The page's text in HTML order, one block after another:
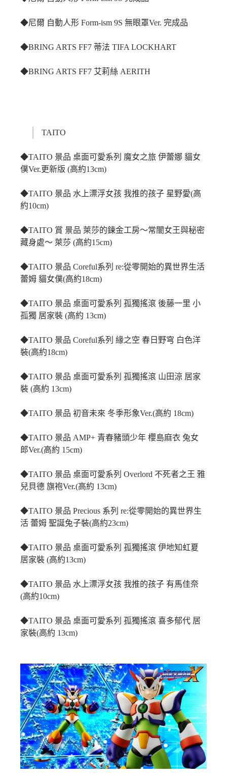
◆尼爾 自動人形 Form-ism 9S 無眼罩Ver. 完成品
◆BRING ARTS FF7 蒂法 TIFA LOCKHART
◆BRING ARTS FF7 艾莉絲 AERITH
TAITO
◆TAITO 景品 桌面可愛系列 魔女之旅 伊蕾娜 貓女
僕Ver.更新版 (高約13cm)
◆TAITO 景品 水上漂浮女孩 我推的孩子 星野愛(高
約10cm)
◆TAITO 賞 景品 萊莎的鍊金工房～常闇女王與秘密
藏身處～ 萊莎 (高約15cm)
◆TAITO 景品 Coreful系列 re:從零開始的異世界生活
蕾姆 貓女僕(高約18cm)
◆TAITO 景品 桌面可愛系列 孤獨搖滾 後藤一里 小
孤獨 居家裝 (高約 13cm)
◆TAITO 景品 Coreful系列 緣之空 春日野穹 白色洋
裝(高約18cm)
◆TAITO 景品 桌面可愛系列 孤獨搖滾 山田涼 居家
裝 (高約 13cm)
◆TAITO 景品 初音未來 冬季形象Ver.(高約 18cm)
◆TAITO 景品 AMP+ 青春豬頭少年 櫻島麻衣 兔女
郎Ver.(高約 15cm)
◆TAITO 景品 桌面可愛系列 Overlord 不死者之王 雅
兒貝德 旗袍Ver.(高約 13cm)
◆TAITO 景品 Precious 系列 re:從零開始的異世界生
活 蕾姆 聖誕兔子裝(高約23cm)
◆TAITO 景品 桌面可愛系列 孤獨搖滾 伊地知虹夏
居家裝 (高約13cm)
◆TAITO 景品 水上漂浮女孩 我推的孩子 有馬佳奈
(高約10cm)
◆TAITO 景品 桌面可愛系列 孤獨搖滾 喜多郁代 居
家裝(高約 13cm)